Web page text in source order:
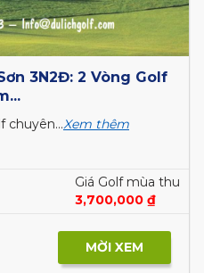
3N2Đ: 2 Vòng Golf
chuyên...Xem thêm
Giá Golf mùa thu
3,700,000 ₫
MỜI XEM